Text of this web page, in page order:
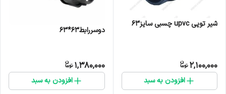
شیر توپی upvc چسبی سایز۶۳
2,100,000
افزودن به سبد
دوسررابط۶۳*۶۳
1,380,000
افزودن به سبد